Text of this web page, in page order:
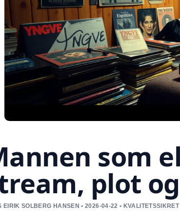
som
plot
EIRIK SOLBERG HANSEN • 2026-04-22 •